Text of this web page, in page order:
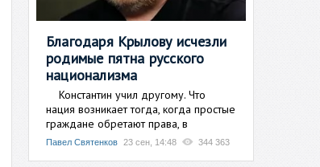
Благодаря Крылову исчезли
родимые пятна русского
национализма
Константин учил другому. Что
нация возникает тогда, когда простые
граждане обретают права, в
Павел Святенков 23 сен, 14:48 344 363